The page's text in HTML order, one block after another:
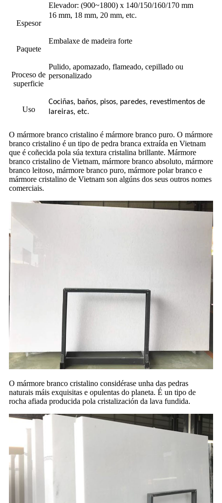
Elevador: (900~1800) x 140/150/160/170 mm
Espesor
16 mm, 18 mm, 20 mm, etc.
Paquete
Embalaxe de madeira forte
Proceso de
superficie
Pulido, apomazado, flameado, cepillado ou
personalizado
Uso
Cociñas, baños, pisos, paredes, revestimentos de
lareiras, etc.
O mármore branco cristalino é mármore branco puro. O mármore
branco cristalino é un tipo de pedra branca extraída en Vietnam
que é coñecida pola súa textura cristalina brillante. Mármore
branco cristalino de Vietnam, mármore branco absoluto, mármore
branco leitoso, mármore branco puro, mármore polar branco e
mármore cristalino de Vietnam son algúns dos seus outros nomes
comerciais.
O mármore branco cristalino considérase unha das pedras
naturais máis exquisitas e opulentas do planeta. É un tipo de
rocha afiada producida pola cristalización da lava fundida.